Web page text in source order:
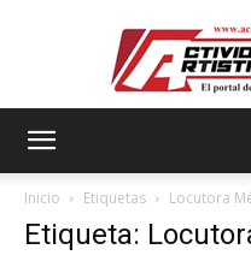
Inicio Etiquetas Locutora
Etiqueta: